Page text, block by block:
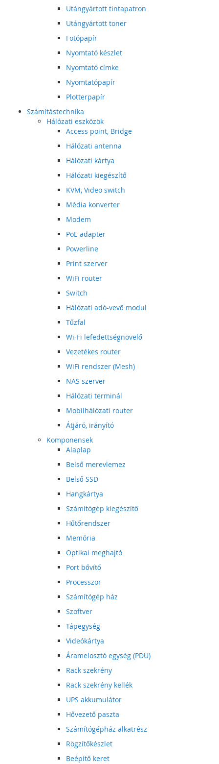
Utángyártott tintapatron
Utángyártott toner
Fotópapír
Nyomtató készlet
Nyomtató címke
Nyomtatópapír
Plotterpapír
Számítástechnika
Hálózati eszközök
Access point, Bridge
Hálózati antenna
Hálózati kártya
Hálózati kiegészítő
KVM, Video switch
Média konverter
Modem
PoE adapter
Powerline
Print szerver
WiFi router
Switch
Hálózati adó-vevő modul
Tűzfal
Wi-Fi lefedettségnövelő
Vezetékes router
WiFi rendszer (Mesh)
NAS szerver
Hálózati terminál
Mobilhálózati router
Átjáró, irányító
Komponensek
Alaplap
Belső merevlemez
Belső SSD
Hangkártya
Számítógép kiegészítő
Hűtőrendszer
Memória
Optikai meghajtó
Port bővítő
Processzor
Számítógép ház
Szoftver
Tápegység
Videókártya
Áramelosztó egység (PDU)
Rack szekrény
Rack szekrény kellék
UPS akkumulátor
Hővezető paszta
Számítógépház alkatrész
Rögzítőkészlet
Beépítő keret